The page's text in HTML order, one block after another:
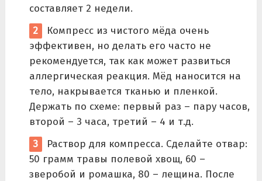
составляет 2 недели.
Компресс из чистого мёда очень
эффективен, но делать его часто не
рекомендуется, так как может развиться
аллергическая реакция. Мёд наносится на
тело, накрывается тканью и пленкой.
Держать по схеме: первый раз – пару часов,
второй – 3 часа, третий – 4 и т.д.
Раствор для компресса. Сделайте отвар:
50 грамм травы полевой хвощ, 60 –
зверобой и ромашка, 80 – лещина. После